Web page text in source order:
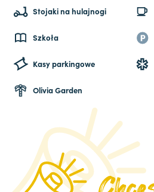
Stojaki na hulajnogi
Szkoła
Kasy parkingowe
Olivia Garden